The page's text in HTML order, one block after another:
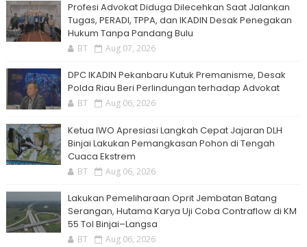
Profesi Advokat Diduga Dilecehkan Saat Jalankan
Tugas, PERADI, TPPA, dan IKADIN Desak Penegakan
Hukum Tanpa Pandang Bulu
BT Aug 07, 2026
DPC IKADIN Pekanbaru Kutuk Premanisme, Desak
Polda Riau Beri Perlindungan terhadap Advokat
BT Aug 06, 2026
Ketua IWO Apresiasi Langkah Cepat Jajaran DLH
Binjai Lakukan Pemangkasan Pohon di Tengah
Cuaca Ekstrem
BT Aug 06, 2026
Lakukan Pemeliharaan Oprit Jembatan Batang
Serangan, Hutama Karya Uji Coba Contraflow di KM
55 Tol Binjai–Langsa
BT Aug 06, 2026